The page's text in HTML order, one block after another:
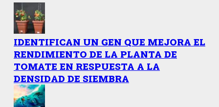
IDENTIFICAN UN GEN QUE MEJORA EL
RENDIMIENTO DE LA PLANTA DE
TOMATE EN RESPUESTA A LA
DENSIDAD DE SIEMBRA